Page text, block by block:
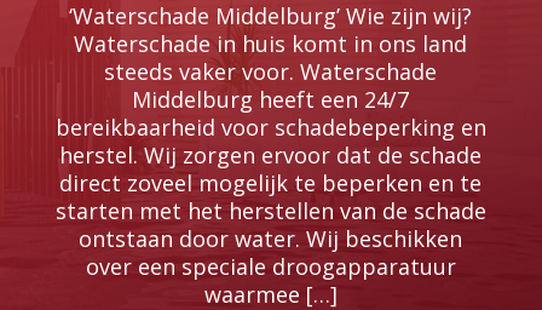
‘Waterschade Middelburg’ Wie zijn wij?
Waterschade in huis komt in ons land
steeds vaker voor. Waterschade
Middelburg heeft een 24/7
bereikbaarheid voor schadebeperking en
herstel. Wij zorgen ervoor dat de schade
direct zoveel mogelijk te beperken en te
starten met het herstellen van de schade
ontstaan door water. Wij beschikken
over een speciale droogapparatuur
waarmee […]